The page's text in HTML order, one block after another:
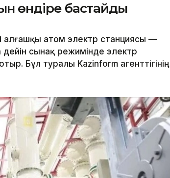
өндіре бастайды
алғашқы атом электр станциясы —
сынақ режимінде электр
Бұл туралы Kazinform агенттігінің